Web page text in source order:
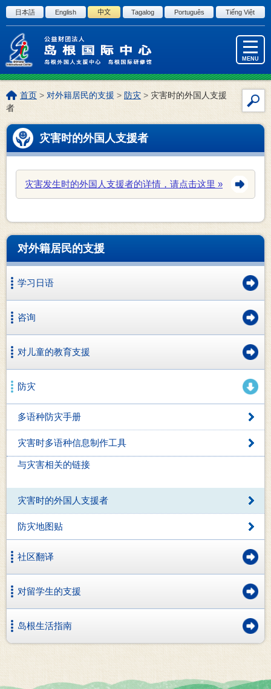
进入正文
日本語 English 中文 Tagalog Português Tiếng Việt
MENU
内
本
页
位
置:
首页 > 对外籍居民的支援 >防灾 > 灾害时的外国人支援
者
灾害时的外国人支援者
灾害发生时的外国人支援者的详情，请点击这里
对外籍居民的支援
学习日语
咨询
对儿童的教育支援
防灾
多语种防灾手册
灾害时多语种信息制作工具
与灾害相关的链接
灾害时的外国人支援者
防灾地图贴
社区翻译
对留学生的支援
岛根生活指南